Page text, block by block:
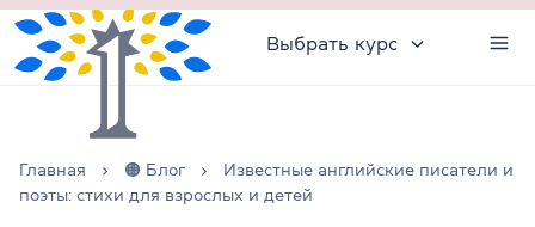
Выбрать курс
Главная 🟠 Блог
Известные английские писатели и
поэты: стихи для взрослых и детей